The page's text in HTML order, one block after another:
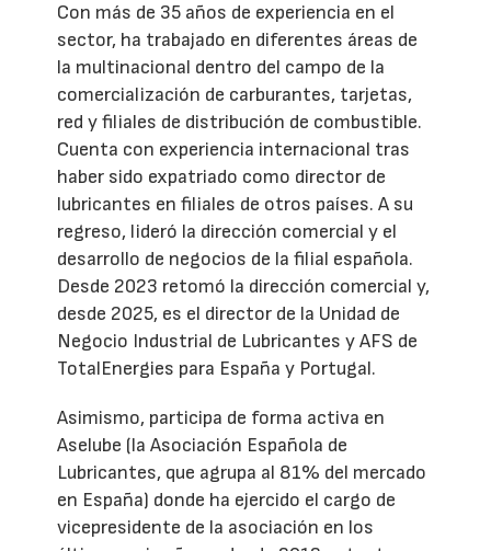
Con más de 35 años de experiencia en el
sector, ha trabajado en diferentes áreas de
la multinacional dentro del campo de la
comercialización de carburantes, tarjetas,
red y filiales de distribución de combustible.
Cuenta con experiencia internacional tras
haber sido expatriado como director de
lubricantes en filiales de otros países. A su
regreso, lideró la dirección comercial y el
desarrollo de negocios de la filial española.
Desde 2023 retomó la dirección comercial y,
desde 2025, es el director de la Unidad de
Negocio Industrial de Lubricantes y AFS de
TotalEnergies para España y Portugal.
Asimismo, participa de forma activa en
Aselube (la Asociación Española de
Lubricantes, que agrupa al 81% del mercado
en España) donde ha ejercido el cargo de
vicepresidente de la asociación en los